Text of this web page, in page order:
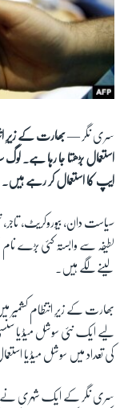
آرٹ
آزادیٔ صحافت
سائنس و ٹیکنالوجی
صحت
دلچسپ و عجیب
ویڈیوز
آڈیو
اسپیشل کوریج
اداریہ
FOLLOW US
سری نگر —بھارت کے زیرِ
استعمال بڑھتا جا رہا ہے۔
ایپ کا استعمال کر رہے ہیں۔
سیاست دان، بیوروکریٹ، تاجر،
لطیفہ سے وابستہ کئی بڑے
لینے لگے ہیں۔
بھارت کے زیرِ انتظام
لیے ایک نئی سوشل میڈیا
کی تعداد میں سوشل میڈیا
سری نگر کے ایک شہری نے